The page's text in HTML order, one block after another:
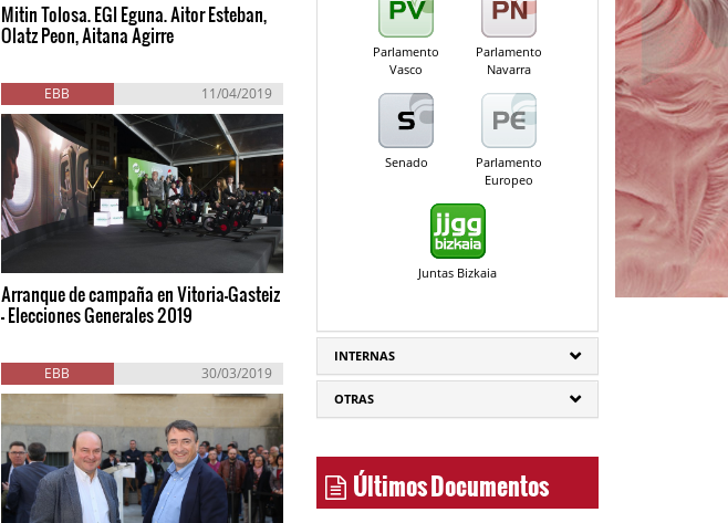
Mitin Tolosa. EGI Eguna. Aitor Esteban,
Olatz Peon, Aitana Agirre
EBB 11/04/2019
Arranque de campaña en Vitoria-Gasteiz
- Elecciones Generales 2019
EBB 30/03/2019
Parlamento
Vasco
Parlamento
Navarra
Senado
Parlamento
Europeo
Juntas Bizkaia
INTERNAS
OTRAS
Últimos Documentos